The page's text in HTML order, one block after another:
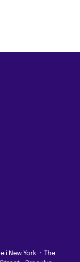
i New York · The